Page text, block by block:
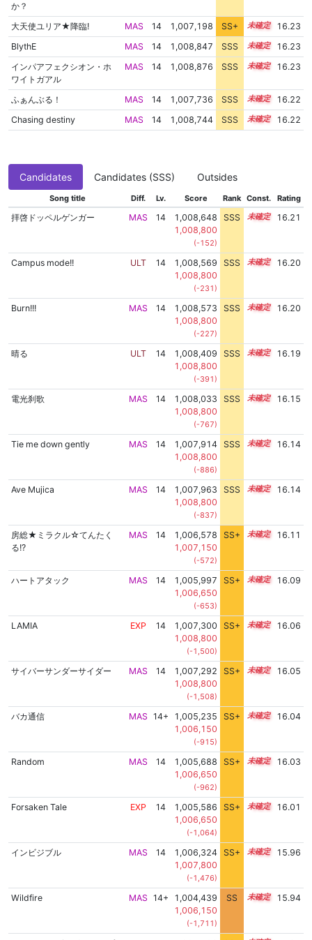
か？
大天使ユリア★降臨! MAS 14 1,007,198 SS+ 14.3
16.23
BlythE
MAS 14 1,008,847 SSS 14.1
16.23
インパアフェクシオン・ホ
ワイトガアル
MAS 14 1,008,876 SSS 14.1 16.23
ふぁんぶる！ MAS 14 1,007,736 SSS 14.2
16.22
Chasing destiny
MAS 14 1,008,744 SSS 14.1 16.22
Candidates Candidates (SSS) Outsides
Song title Diff. Lv. Score Rank Const. Rating
拝啓ドッペルゲンガー MAS 14
1,008,648
1,008,800
(-152)
SSS 14.1 16.21
Campus mode!! ULT 14
1,008,569
1,008,800
(-231)
SSS 14.1 16.20
Burn!!! MAS 14
1,008,573
1,008,800
(-227)
SSS 14.1 16.20
晴る ULT 14
1,008,409
1,008,800
(-391)
SSS 14.1 16.19
電光刹歌 MAS 14
1,008,033
1,008,800
(-767)
SSS 14.1 16.15
Tie me down gently MAS 14
1,007,914
1,008,800
(-886)
SSS 14.1 16.14
Ave Mujica MAS 14
1,007,963
1,008,800
(-837)
SSS 14.1 16.14
房総★ミラクル☆てんたく
る!?
MAS 14
1,006,578
1,007,150
(-572)
SS+ 14.3 16.11
ハートアタック MAS 14
1,005,997
1,006,650
(-653)
SS+ 14.4 16.09
LAMIA EXP 14
1,007,300
1,008,800
(-1,500)
SS+ 14.1 16.06
サイバーサンダーサイダー MAS 14
1,007,292
1,008,800
(-1,508)
SS+ 14.1 16.05
バカ通信 MAS 14+
1,005,235
1,006,150
(-915)
SS+ 14.5 16.04
Random MAS 14
1,005,688
1,006,650
(-962)
SS+ 14.4 16.03
Forsaken Tale EXP 14
1,005,586
1,006,650
(-1,064)
SS+ 14.4 16.01
インビジブル MAS 14
1,006,324
1,007,800
(-1,476)
SS+ 14.2 15.96
Wildfire MAS 14+
1,004,439
1,006,150
(-1,711)
SS 14.5 15.94